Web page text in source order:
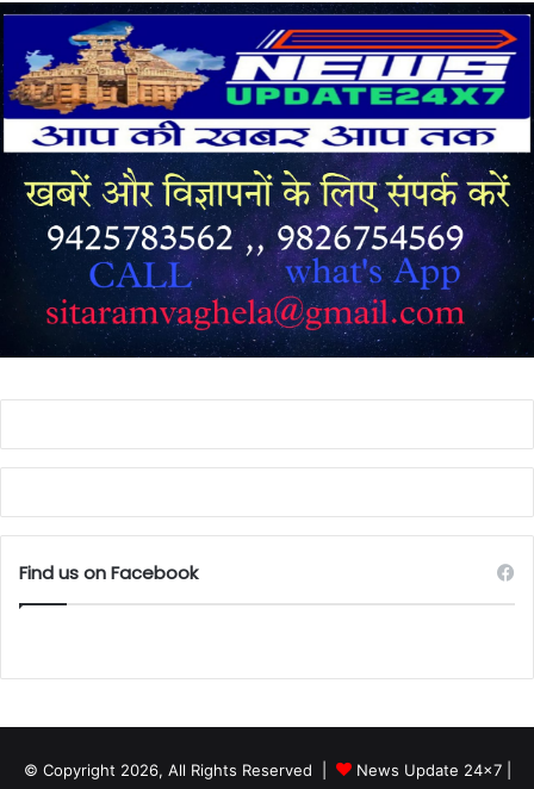
Find us on Facebook
© Copyright 2026, All Rights Reserved | News Update 24x7|